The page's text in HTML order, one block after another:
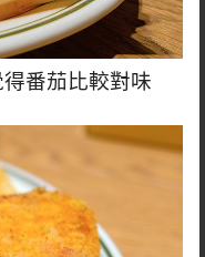
番茄比較對味